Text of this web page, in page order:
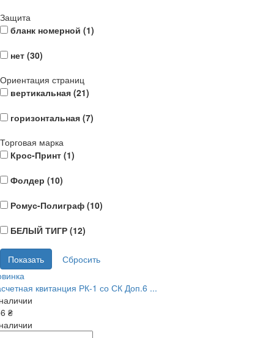
Защита
бланк номерной (1)
нет (30)
Ориентация страниц
вертикальная (21)
горизонтальная (7)
Торговая марка
Крос-Принт (1)
Фолдер (10)
Ромус-Полиграф (10)
БЕЛЫЙ ТИГР (12)
квитанция РК-1 со СК Доп.6 ...
₴